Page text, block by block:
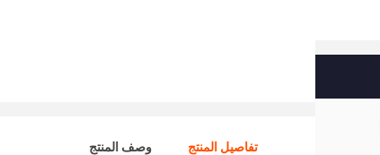
تفاصيل المنتج وصف المنتج